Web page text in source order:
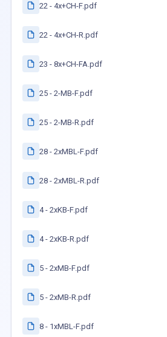
22 - 4x+CH-F.pdf
22 - 4x+CH-R.pdf
23 - 8x+CH-FA.pdf
25 - 2-MB-F.pdf
25 - 2-MB-R.pdf
28 - 2xMBL-F.pdf
28 - 2xMBL-R.pdf
4 - 2xKB-F.pdf
4 - 2xKB-R.pdf
5 - 2xMB-F.pdf
5 - 2xMB-R.pdf
8 - 1xMBL-F.pdf